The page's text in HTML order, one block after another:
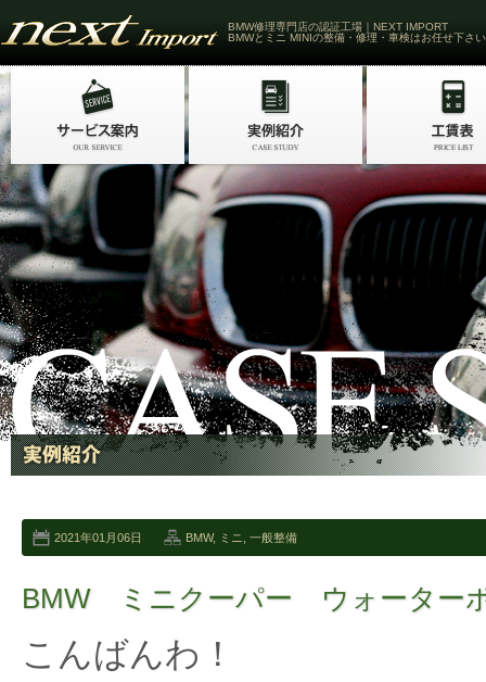
BMW修理専門店の認証工場｜NEXT IMPORT
BMWとミニ MINIの整備・修理・車検はお任せ下さい
2021年01月06日 BMW, ミニ 一般整備
BMW ミニクーパー ウォーター
こんばんわ！